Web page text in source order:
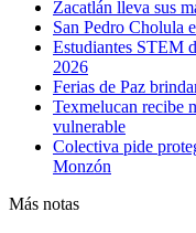
Zacatlán lleva sus
San Pedro Cholula
Estudiantes STEM
2026
Ferias de Paz
Texmelucan recibe
vulnerable
Colectiva pide
Monzón
Más notas